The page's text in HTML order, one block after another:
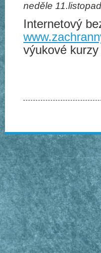
neděle
Internetový
výukové